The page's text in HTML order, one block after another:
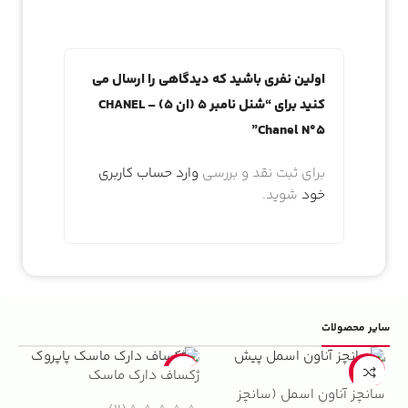
اولین نفری باشید که دیدگاهی را ارسال می
کنید برای “شنل نامبر 5 (ان 5) CHANEL –
Chanel N°5”
برای ثبت نقد و بررسی وارد حساب کاربری
خود شوید.
سایر محصولات
-13%
سانچز آناون اسمل (سانچز
-22%
ژکساف دارک ماسک